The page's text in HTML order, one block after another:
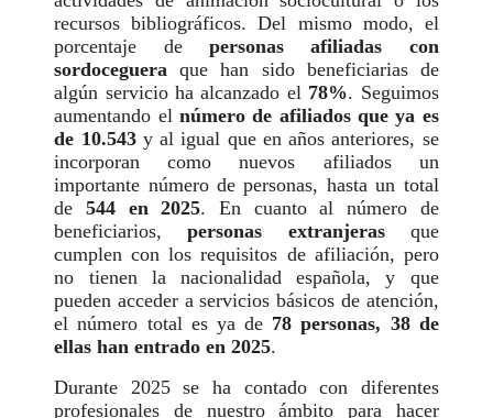
recursos bibliográficos. Del mismo modo, el
porcentaje de personas afiliadas con
sordoceguera que han sido beneficiarias de
algún servicio ha alcanzado el 78%. Seguimos
aumentando el número de afiliados que ya es
de 10.543y al igual que en años anteriores, se
incorporan como nuevos afiliados un
importante número de personas, hasta un total
de 544 en 2025. En cuanto al número de
beneficiarios,personas extranjerasque
cumplen con los requisitos de afiliación, pero
no tienen la nacionalidad española, y que
pueden acceder a servicios básicos de atención,
el número total es ya de 78 personas, 38 de
ellas han entrado en 2025.
Durante 2025 se ha contado con diferentes
profesionales de nuestro ámbito para hacer